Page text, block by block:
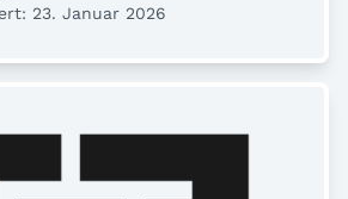
23. Januar 2026